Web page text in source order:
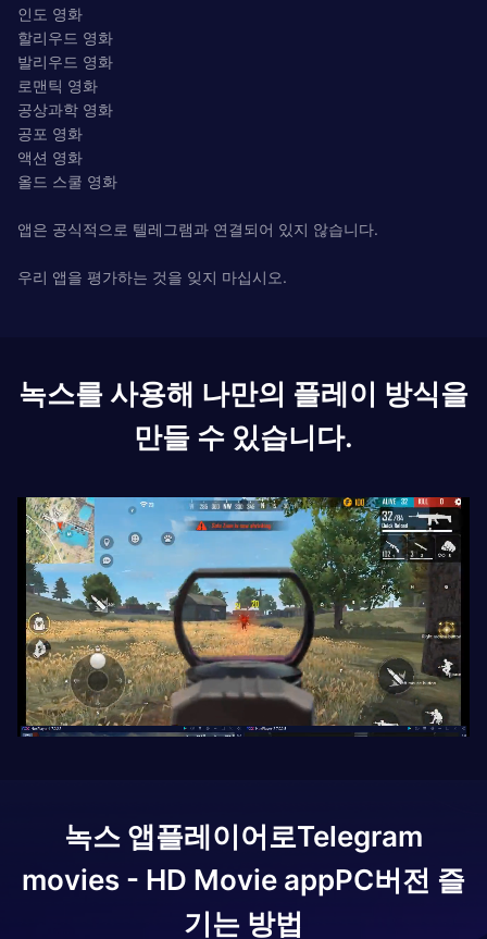
인도 영화
할리우드 영화
발리우드 영화
로맨틱 영화
공상과학 영화
공포 영화
액션 영화
올드 스쿨 영화
앱은 공식적으로 텔레그램과 연결되어 있지 않습니다.
우리 앱을 평가하는 것을 잊지 마십시오.
녹스를 사용해 나만의 플레이 방식을
만들 수 있습니다.
녹스 앱플레이어로Telegram
movies - HD Movie appPC버전 즐
기는 방법